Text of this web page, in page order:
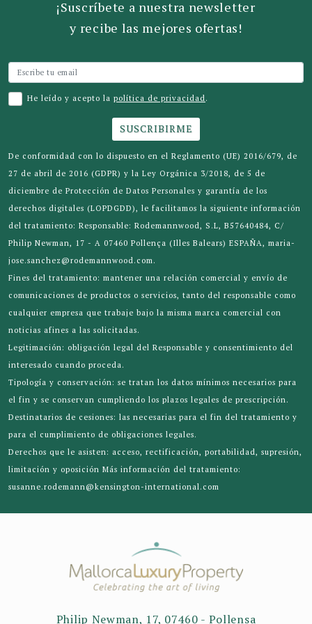
¡Suscríbete a nuestra newsletter
y recibe las mejores ofertas!
He leído y acepto la política de privacidad.
SUSCRIBIRME
De conformidad con lo dispuesto en el Reglamento (UE) 2016/679, de
27 de abril de 2016 (GDPR) y la Ley Orgánica 3/2018, de 5 de
diciembre de Protección de Datos Personales y garantía de los
derechos digitales (LOPDGDD), le facilitamos la siguiente información
del tratamiento: Responsable: Rodemannwood, S.L, B57640484, C/
Philip Newman, 17 - A 07460 Pollença (Illes Balears) ESPAÑA, maria-
jose.sanchez@rodemannwood.com.
Fines del tratamiento: mantener una relación comercial y envío de
comunicaciones de productos o servicios, tanto del responsable como
cualquier empresa que trabaje bajo la misma marca comercial con
noticias afines a las solicitadas.
Legitimación: obligación legal del Responsable y consentimiento del
interesado cuando proceda.
Tipología y conservación: se tratan los datos mínimos necesarios para
el fin y se conservan cumpliendo los plazos legales de prescripción.
Destinatarios de cesiones: las necesarias para el fin del tratamiento y
para el cumplimiento de obligaciones legales.
Derechos que le asisten: acceso, rectificación, portabilidad, supresión,
limitación y oposición Más información del tratamiento:
susanne.rodemann@kensington-international.com
Philip Newman, 17, 07460 - Pollensa